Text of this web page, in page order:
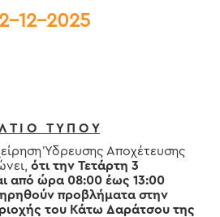
12-2025
Τ Ι Ο Τ Υ Π Ο Υ
Ύδρευσης Αποχέτευσης
ότι την Τετάρτη 3
από ώρα 08:00 έως 13:00
προβλήματα στην
του Κάτω Δαράτσου της